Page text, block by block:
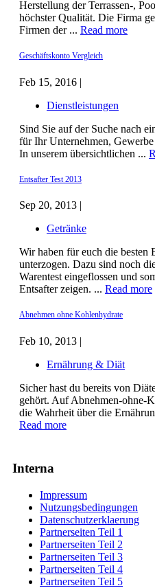
Herstellung der Terrassen-,
höchster Qualität. Die Firma
Firmen der ... Read more
Geschäftskonto Vergleich
Feb 15, 2016 |
Dienstleistungen
Sind Sie auf der Suche nach
für Ihr Unternehmen,
In unserem übersichtlichen ...
Entsafter Test 2013
Sep 20, 2013 |
Getränke
Wir haben für euch die besten
unterzogen. Dazu sind noch
Warentest eingeflossen und
Entsafter zeigen. ... Read more
Abnehmen ohne Kohlenhydrate
Feb 10, 2013 |
Ernährung & Diät
Sicher hast du bereits von
gehört. Auf Abnehmen-ohne-
die Wahrheit über die
Read more
Interna
Impressum
Nutzungsbedingungen
Datenschutzerklaerung
Partnerseiten Teil 1
Partnerseiten Teil 2
Partnerseiten Teil 3
Partnerseiten Teil 4
Partnerseiten Teil 5